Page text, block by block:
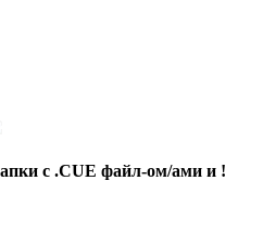
с .CUE файл-ом/ами и !